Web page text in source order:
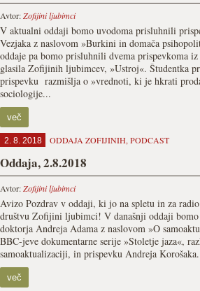
Avtor:Zofijini ljubimci
V aktualni oddaji bomo uvodoma prisluhnili
Vezjaka z naslovom »Burkini in domača
oddaje pa bomo prisluhnili dvema prispevkoma
glasila Zofijinih ljubimcev, »Ustroj«. Študentka
prispevku razmišlja o »vrednoti, ki je hkrati
sociologije...
več
2. 8. 2018 ODDAJA ZOFIJINIH, PODCAST
Oddaja, 2.8.2018
Avtor:Zofijini ljubimci
Avizo Pozdrav v oddaji, ki jo na spletu in za
društvu Zofijini ljubimci! V današnji oddaji
doktorja Andreja Adama z naslovom »O
BBC-jeve dokumentarne serije »Stoletje jaza«,
samoaktualizaciji, in prispevku Andreja
več